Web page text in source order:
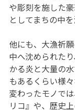
や彫刻を施した
としてまちの中
他にも、大漁祈
中へ沈められた
かる炎と大量の
もあるくらい様
変わったモノで
リコ』や、歴史